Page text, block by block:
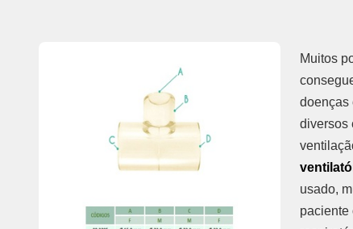
Muitos
doenças
diversos
usado,
paciente